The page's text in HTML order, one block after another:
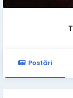
Postări